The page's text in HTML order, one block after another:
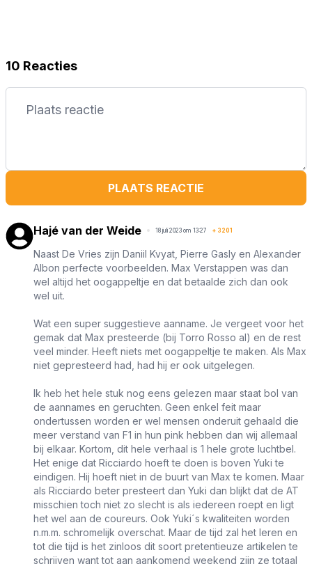
10 Reacties
PLAATS REACTIE
Hajé van der Weide 18 juli 2023 om 13:27 + 3201
Naast De Vries zijn Daniil Kvyat, Pierre Gasly en Alexander
Albon perfecte voorbeelden. Max Verstappen was dan
wel altijd het oogappeltje en dat betaalde zich dan ook
wel uit.
Wat een super suggestieve aanname. Je vergeet voor het
gemak dat Max presteerde (bij Torro Rosso al) en de rest
veel minder. Heeft niets met oogappeltje te maken. Als Max
niet gepresteerd had, had hij er ook uitgelegen.
Ik heb het hele stuk nog eens gelezen maar staat bol van
de aannames en geruchten. Geen enkel feit maar
ondertussen worden er wel mensen onderuit gehaald die
meer verstand van F1 in hun pink hebben dan wij allemaal
bij elkaar. Kortom, dit hele verhaal is 1 hele grote luchtbel.
Het enige dat Ricciardo hoeft te doen is boven Yuki te
eindigen. Hij hoeft niet in de buurt van Max te komen. Maar
als Ricciardo beter presteert dan Yuki dan blijkt dat de AT
misschien toch niet zo slecht is als iedereen roept en ligt
het wel aan de coureurs. Ook Yuki´s kwaliteiten worden
n.m.m. schromelijk overschat. Maar de tijd zal het leren en
tot die tijd is het zinloos dit soort pretentieuze artikelen te
schrijven want tot aan aankomend weekend zijn ze totaal